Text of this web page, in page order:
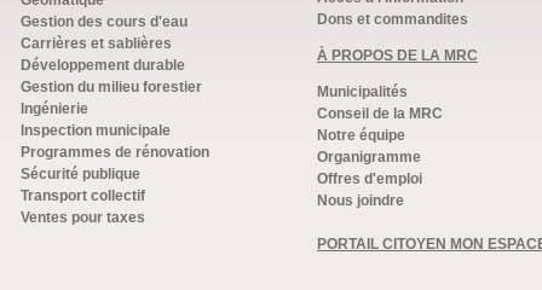
Gestion des cours d'eau
Carrières et sablières
Développement durable
Gestion du milieu forestier
Ingénierie
Inspection municipale
Programmes de rénovation
Sécurité publique
Transport collectif
Ventes pour taxes
Dons et commandites
À PROPOS DE LA MRC
Municipalités
Conseil de la MRC
Notre équipe
Organigramme
Offres d'emploi
Nous joindre
PORTAIL CITOYEN MON